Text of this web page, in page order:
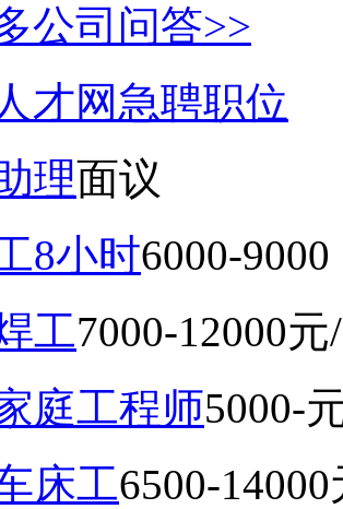
公司问答>>
才网急聘职位
理面议
8小时6000-
工7000-12000元
庭工程师5000-
床工6500-